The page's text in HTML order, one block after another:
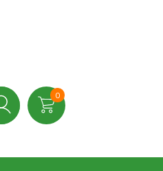
0